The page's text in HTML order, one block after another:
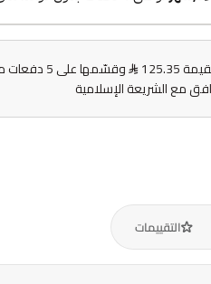
وقسّمها
مع الشريعة الإسلامية
التقييمات